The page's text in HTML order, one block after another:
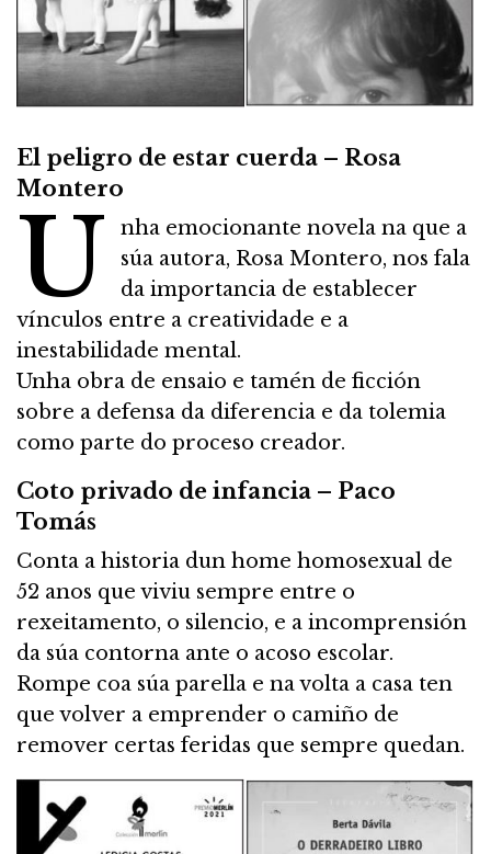
El peligro de estar cuerda – Rosa
Montero
U
nha emocionante novela na que a
súa autora, Rosa Montero, nos fala
da importancia de establecer
vínculos entre a creatividade e a
inestabilidade mental.
Unha obra de ensaio e tamén de ficción
sobre a defensa da diferencia e da tolemia
como parte do proceso creador.
Coto privado de infancia – Paco
Tomás
Conta a historia dun home homosexual de
52 anos que viviu sempre entre o
rexeitamento, o silencio, e a incomprensión
da súa contorna ante o acoso escolar.
Rompe coa súa parella e na volta a casa ten
que volver a emprender o camiño de
remover certas feridas que sempre quedan.